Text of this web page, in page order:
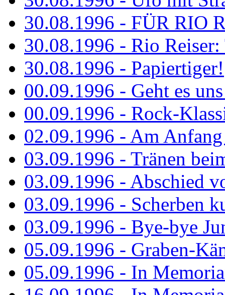
30.08.1996 - FÜR RIO
30.08.1996 - Rio
30.08.1996 - Papiertiger!
00.09.1996 - Geht es
00.09.1996 - Rock-
02.09.1996 - Am
03.09.1996 - Tränen
03.09.1996 - Abschied
03.09.1996 - Scherben
03.09.1996 - Bye-bye
05.09.1996 - Graben-
05.09.1996 - In